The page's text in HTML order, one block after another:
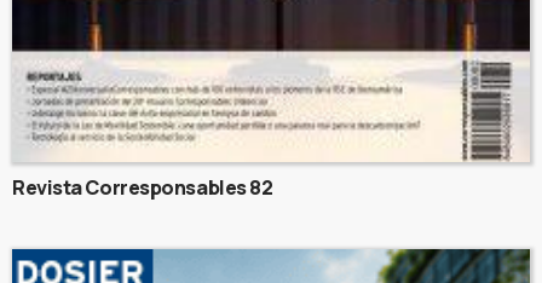
Revista Corresponsables 82